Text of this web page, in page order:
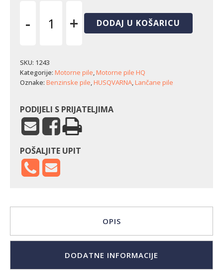
-
450
II
količina
+ DODAJ U KOŠARICU
SKU: 1243
Kategorije: Motorne pile,Motorne pile HQ
Oznake: Benzinske pile,HUSQVARNA,Lančane pile
PODIJELI S PRIJATELJIMA
POŠALJITE UPIT
OPIS
DODATNE INFORMACIJE